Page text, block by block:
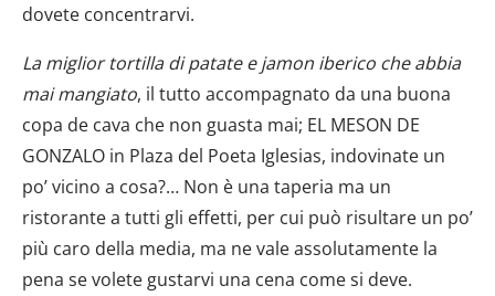
dovete concentrarvi.
La miglior tortilla di patate e jamon iberico che abbia
mai mangiato, il tutto accompagnato da una buona
copa de cava che non guasta mai; EL MESON DE
GONZALO in Plaza del Poeta Iglesias, indovinate un
po’ vicino a cosa?… Non è una taperia ma un
ristorante a tutti gli effetti, per cui può risultare un po’
più caro della media, ma ne vale assolutamente la
pena se volete gustarvi una cena come si deve.